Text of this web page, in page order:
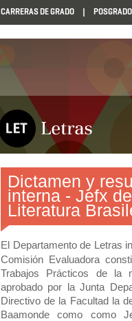
CARRERAS DE GRADO POSGRADO
Dictamen y
interna - Jefx
Literatura
El Departamento de Letras
Comisión Evaluadora
Trabajos Prácticos de la
aprobado por la Junta
Directivo de la Facultad la
Baamonde como como